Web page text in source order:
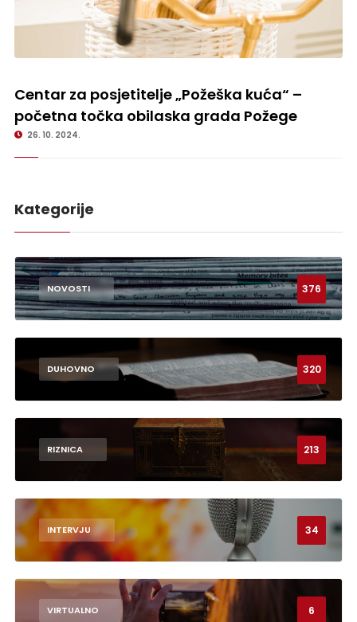
Centar za posjetitelje „Požeška kuća“ –
početna točka obilaska grada Požege
26. 10. 2024.
Kategorije
NOVOSTI 376
DUHOVNO 320
RIZNICA 213
INTERVJU 34
VIRTUALNO 6